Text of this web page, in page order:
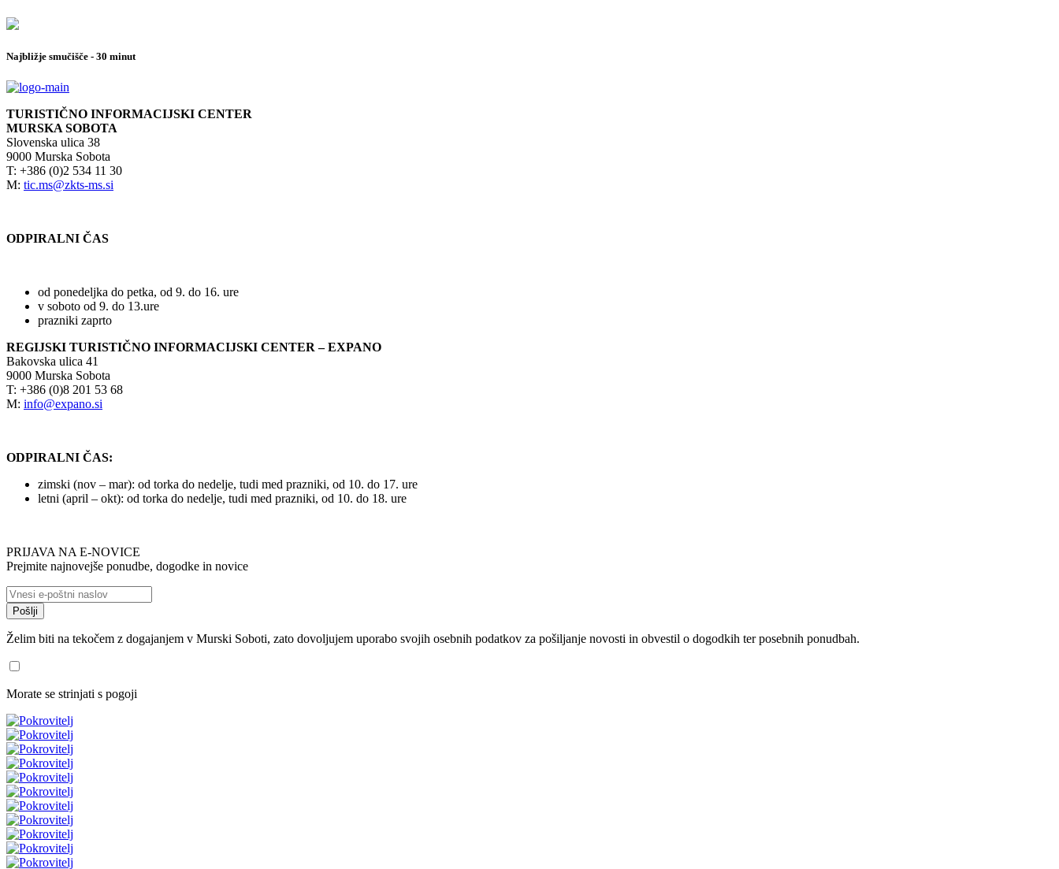
Najbližje smučišče - 30 minut
TURISTIČNO INFORMACIJSKI CENTER
MURSKA SOBOTA
Slovenska ulica 38
9000 Murska Sobota
T: +386 (0)2 534 11 30
M: tic.ms@zkts-ms.si
ODPIRALNI ČAS
od ponedeljka do petka, od 9. do 16. ure
v soboto od 9. do 13.ure
prazniki zaprto
REGIJSKI TURISTIČNO INFORMACIJSKI CENTER – EXPANO
Bakovska ulica 41
9000 Murska Sobota
T: +386 (0)8 201 53 68
M: info@expano.si
ODPIRALNI ČAS:
zimski (nov – mar): od torka do nedelje, tudi med prazniki, od 10. do 17. ure
letni (april – okt): od torka do nedelje, tudi med prazniki, od 10. do 18. ure
PRIJAVA NA E-NOVICE
Prejmite najnovejše ponudbe, dogodke in novice
Želim biti na tekočem z dogajanjem v Murski Soboti, zato dovoljujem uporabo svojih osebnih podatkov za pošiljanje novosti in obvestil o dogodkih ter posebnih ponudbah.
Morate se strinjati s pogoji